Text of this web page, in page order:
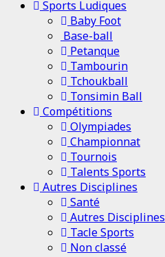
Sports Ludiques
Baby Foot
Base-ball
Petanque
Tambourin
Tchoukball
Tonsimin Ball
Compétitions
Olympiades
Championnat
Tournois
Talents Sports
Autres Disciplines
Santé
Autres Disciplines
Tacle Sports
Non classé